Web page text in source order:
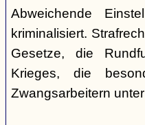
Abweichende
kriminalisiert.
Gesetze, die
Krieges, die
Zwangsarbeitern